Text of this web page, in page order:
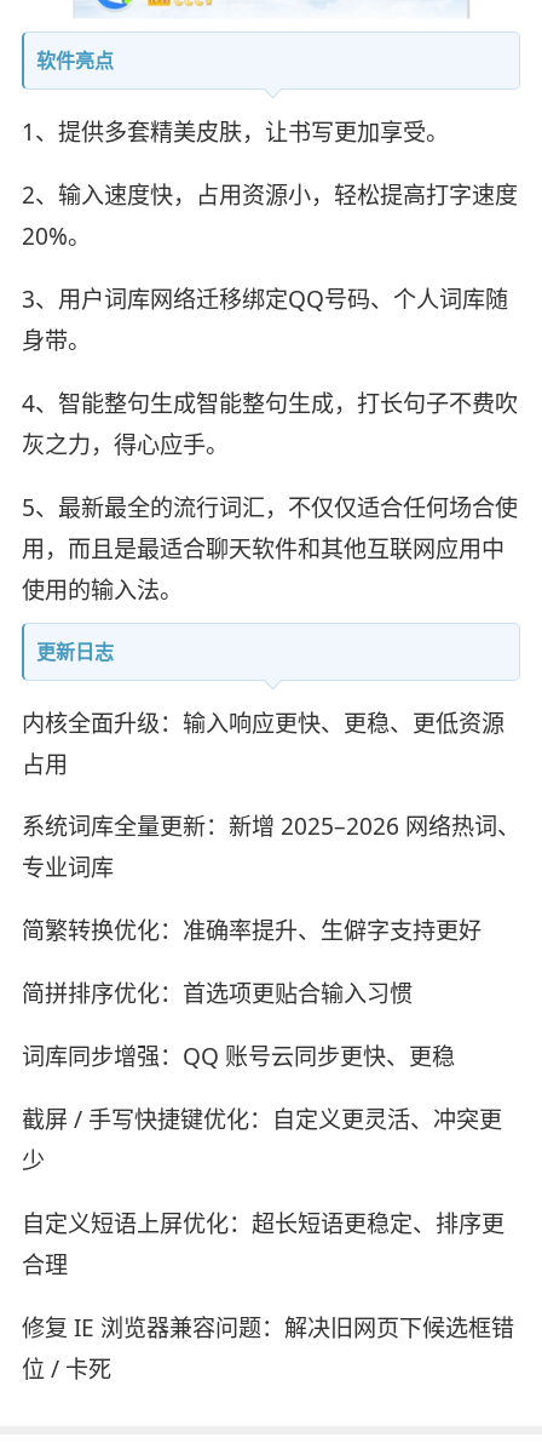
软件亮点
1、提供多套精美皮肤，让书写更加享受。
2、输入速度快，占用资源小，轻松提高打字速度
20%。
3、用户词库网络迁移绑定QQ号码、个人词库随
身带。
4、智能整句生成智能整句生成，打长句子不费吹
灰之力，得心应手。
5、最新最全的流行词汇，不仅仅适合任何场合使
用，而且是最适合聊天软件和其他互联网应用中
使用的输入法。
更新日志
内核全面升级：输入响应更快、更稳、更低资源
占用
系统词库全量更新：新增 2025–2026 网络热词、
专业词库
简繁转换优化：准确率提升、生僻字支持更好
简拼排序优化：首选项更贴合输入习惯
词库同步增强：QQ 账号云同步更快、更稳
截屏 / 手写快捷键优化：自定义更灵活、冲突更
少
自定义短语上屏优化：超长短语更稳定、排序更
合理
修复 IE 浏览器兼容问题：解决旧网页下候选框错
位 / 卡死